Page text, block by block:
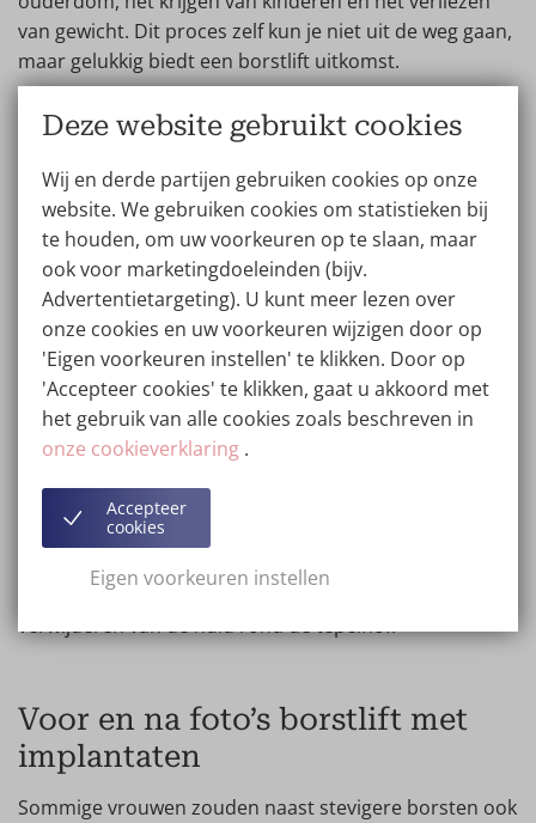
van gewicht. Dit proces zelf kun je niet uit de weg gaan,
maar gelukkig biedt een borstlift uitkomst.
Het is belangrijk om te beseffen dat het resultaat van
een borstlift bij ieder lichaam anders is. Daarnaast
heeft dit te maken met de manier waarop je de borstlift
laat uitvoeren. Je kiest namelijk tussen een borstlift met
of zonder implantaten.
Voor en na foto’s Mastopexie
(zonder implantaten)
Veel dames zijn tevreden over hun cupvolume, maar
niet over de huidige vorm. Zij merken dat de huid van
verstevigen. Met een Mastopexie, oftewel een borstlift,
wordt de huid verstrakt en de tepel weer boven de
plooi geplaatst. Is er minimale verslapping? Het donut
lift voor en na resultaat richt zich juist op het
verwijderen van de huid rond de tepelhof.
Voor en na foto’s borstlift met
implantaten
Sommige vrouwen zouden naast stevigere borsten ook
Deze website gebruikt cookies
Wij en derde partijen gebruiken cookies op onze
website. We gebruiken cookies om statistieken bij
te houden, om uw voorkeuren op te slaan, maar
ook voor marketingdoeleinden (bijv.
Advertentietargeting). U kunt meer lezen over
onze cookies en uw voorkeuren wijzigen door op
'Eigen voorkeuren instellen' te klikken. Door op
'Accepteer cookies' te klikken, gaat u akkoord met
het gebruik van alle cookies zoals beschreven in
onze cookieverklaring .
Accepteer
cookies
Eigen voorkeuren instellen